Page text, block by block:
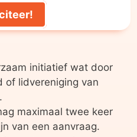
lid(vereniging) bent van
op maken onder een
initiatief wat door
of lidvereniging van
maximaal twee keer
van een aanvraag.